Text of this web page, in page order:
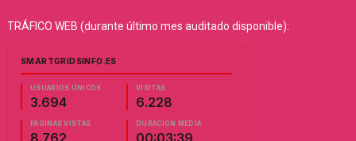
TRÁFICO WEB (durante último mes auditado disponible):